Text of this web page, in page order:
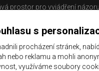
prostor pro vyjádření
materiál, který někteří
zákona č. 480/2004
společnosti a o změně
s
procházení stránek,
nebo reklamu a mohli
využíváme soubory